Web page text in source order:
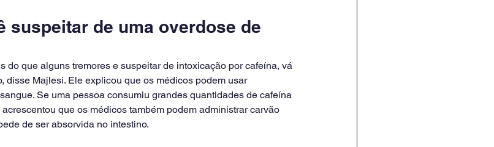
suspeitar de uma overdose de
do que alguns tremores e suspeitar de intoxicação por cafeína, vá
disse Majlesi. Ele explicou que os médicos podem usar
Se uma pessoa consumiu grandes quantidades de cafeína
que os médicos também podem administrar carvão
de ser absorvida no intestino.